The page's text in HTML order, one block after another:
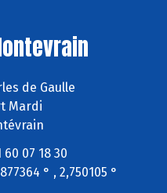
de Gaulle
Mardi
07 18 30
° , 2,750105 °